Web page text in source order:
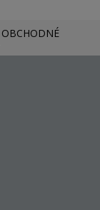
OBCHODNÉ